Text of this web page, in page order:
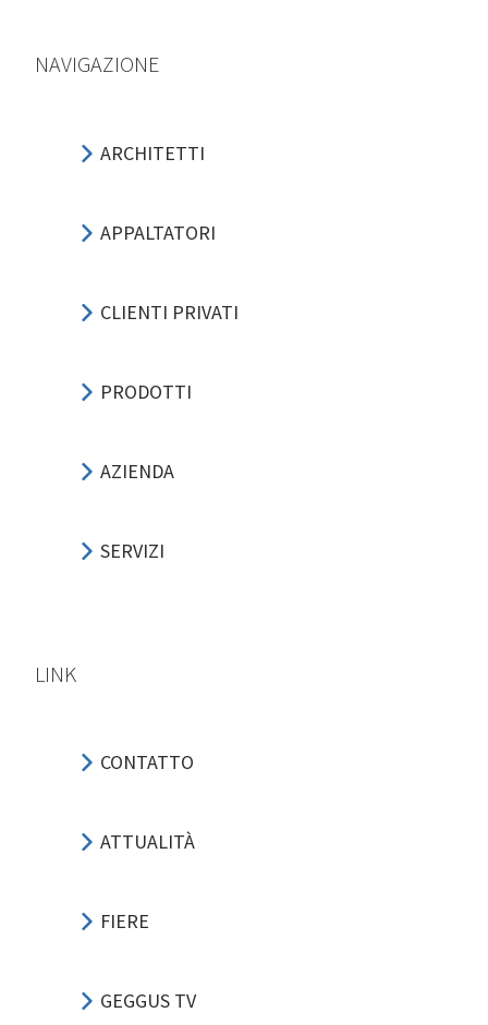
NAVIGAZIONE
ARCHITETTI
APPALTATORI
CLIENTI PRIVATI
PRODOTTI
AZIENDA
SERVIZI
LINK
CONTATTO
ATTUALITÀ
FIERE
GEGGUS TV